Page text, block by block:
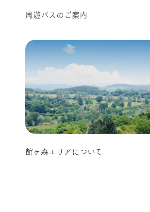
周遊バスのご案内
館ヶ森エリアについて